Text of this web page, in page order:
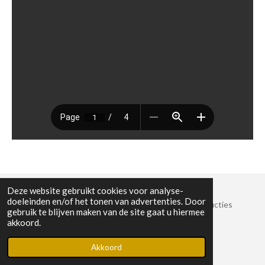
Deze website gebruikt cookies voor analyse-
doeleinden en/of het tonen van advertenties. Door
gebruik te blijven maken van de site gaat u hiermee
akkoord.
Akkoord
© 2022 Stichting Crossroads Sessies en Muziekproducties
KvK-nummer: 8825389